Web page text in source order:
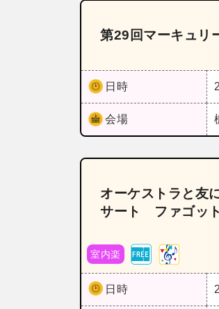
第29回マーキュリ
日時
会場
オーケストラと友
サート ファゴッ
室内楽
日時